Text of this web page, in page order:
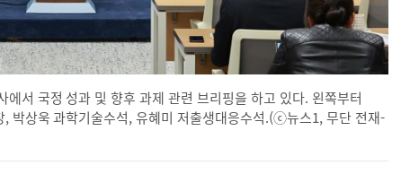
서 국정 성과 및 향후 과제 관련 브리핑을 하고 있다. 왼쪽부터
박상욱 과학기술수석, 유혜미 저출생대응수석.(ⓒ뉴스1, 무단 전재-